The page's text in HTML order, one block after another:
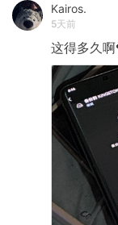
Kairos.
5天前
这得多久啊